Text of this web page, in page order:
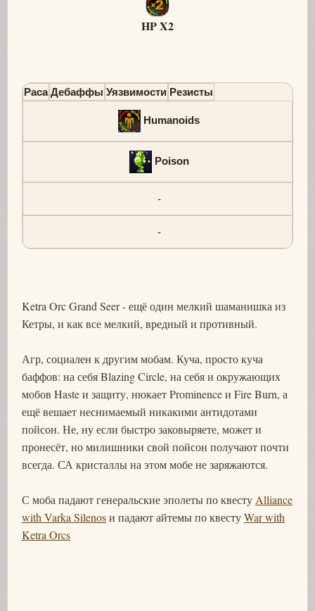
HP X2
Раса Дебаффы Уязвимости Резисты
Humanoids
Poison
-
-
Ketra Orc Grand Seer - ещё один мелкий шаманишка из
Кетры, и как все мелкий, вредный и противный.
Агр, социален к другим мобам. Куча, просто куча
баффов: на себя Blazing Circle, на себя и окружающих
мобов Haste и защиту, нюкает Prominence и Fire Burn, а
ещё вешает неснимаемый никакими антидотами
пойсон. Не, ну если быстро заковыряете, может и
пронесёт, но милишники свой пойсон получают почти
всегда. СА кристаллы на этом мобе не заряжаются.
С моба падают генеральские эполеты по квесту Alliance
with Varka Silenosи падают айтемы по квестуWar with
Ketra Orcs